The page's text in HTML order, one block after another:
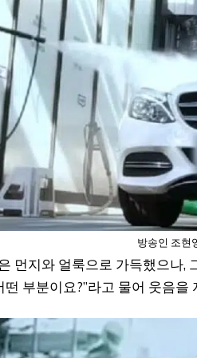
방송인 조현
먼지와 얼룩으로 가득했으나,
떤 부분이요?”라고 물어 웃음을